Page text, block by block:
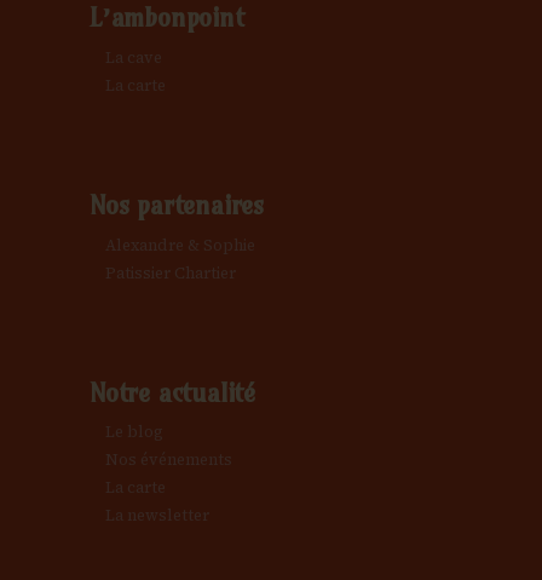
L’ambonpoint
La cave
La carte
Nos partenaires
Alexandre & Sophie
Patissier Chartier
Notre actualité
Le blog
Nos événements
La carte
La newsletter